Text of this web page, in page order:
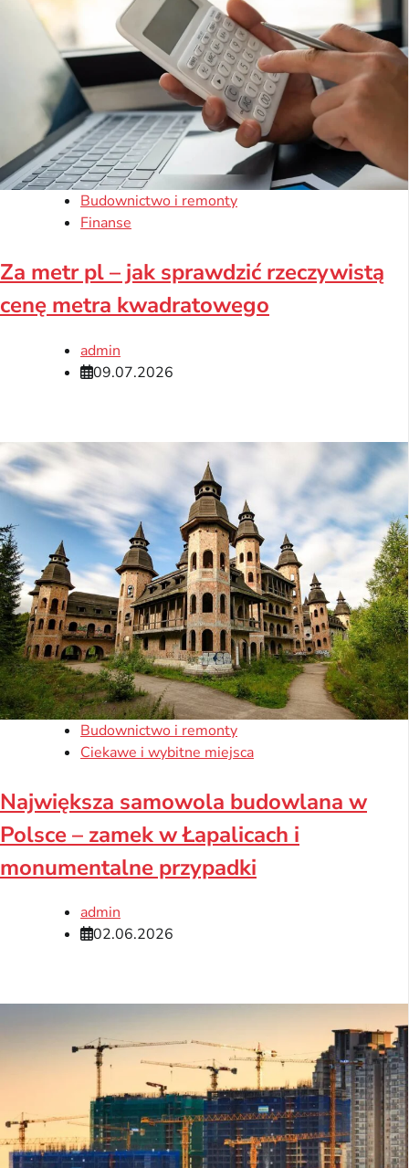
Budownictwo i remonty
Finanse
Za metr pl – jak sprawdzić rzeczywistą
cenę metra kwadratowego
admin
09.07.2026
Budownictwo i remonty
Ciekawe i wybitne miejsca
Największa samowola budowlana w
Polsce – zamek w Łapalicach i
monumentalne przypadki
admin
02.06.2026